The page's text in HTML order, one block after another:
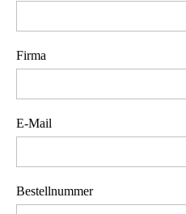
Firma
E-Mail
Bestellnummer